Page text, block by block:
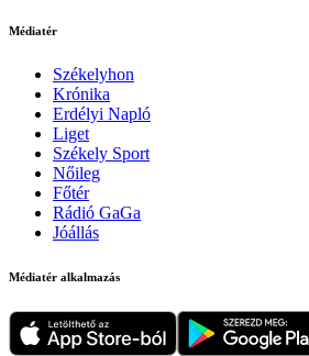
Médiatér
Székelyhon
Krónika
Erdélyi Napló
Liget
Székely Sport
Nőileg
Főtér
Rádió GaGa
Jóállás
Médiatér alkalmazás